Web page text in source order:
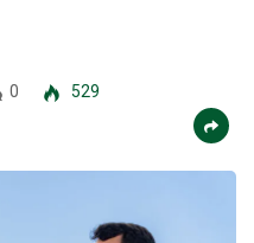
0
529